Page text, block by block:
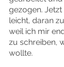
gezogen.
leicht, daran
weil ich mir
zu schreiben,
wollte.